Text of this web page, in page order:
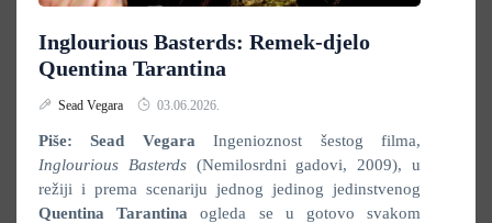
Inglourious Basterds: Remek-djelo
Quentina Tarantina
Sead Vegara 03.06.2026.
Piše: Sead Vegara Ingenioznost šestog filma,
Inglourious Basterds (Nemilosrdni gadovi, 2009), u
režiji i prema scenariju jednog jedinog jedinstvenog
Quentina Tarantina ogleda se u gotovo svakom